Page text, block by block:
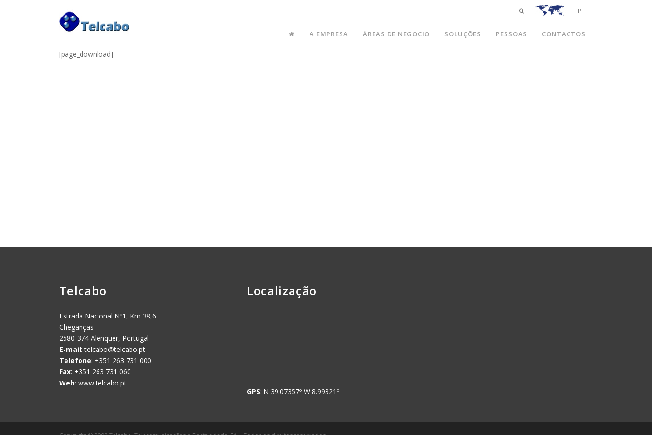
PT
A EMPRESA ÁREAS DE NEGOCIO SOLUÇÕES PESSOAS CONTACTOS
downloads
[page_download]
Telcabo
Estrada Nacional Nº1, Km 38,6
Cheganças
2580-374 Alenquer, Portugal
E-mail:telcabo@telcabo.pt
Telefone: +351 263 731 000
Fax: +351 263 731 060
Web: www.telcabo.pt
Localização
GPS: N 39.07357º W 8.99321º